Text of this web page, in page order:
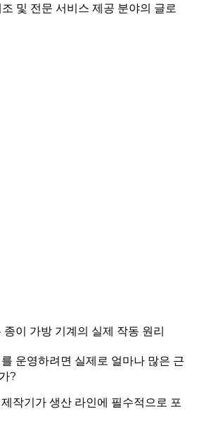
및 전문 서비스 제공 분야의 글로
종이 가방 기계의 실제 작동 원리
운영하려면 실제로 얼마나 많은 근
?
작기가 생산 라인에 필수적으로 포